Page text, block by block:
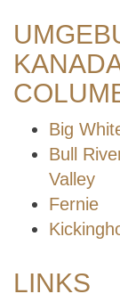
Big
Bull
Valley
Fernie
LINKS